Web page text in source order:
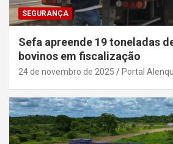
SEGURANÇA
Sefa apreende 19 toneladas
bovinos em fiscalização
24 de novembro de 2025 Portal